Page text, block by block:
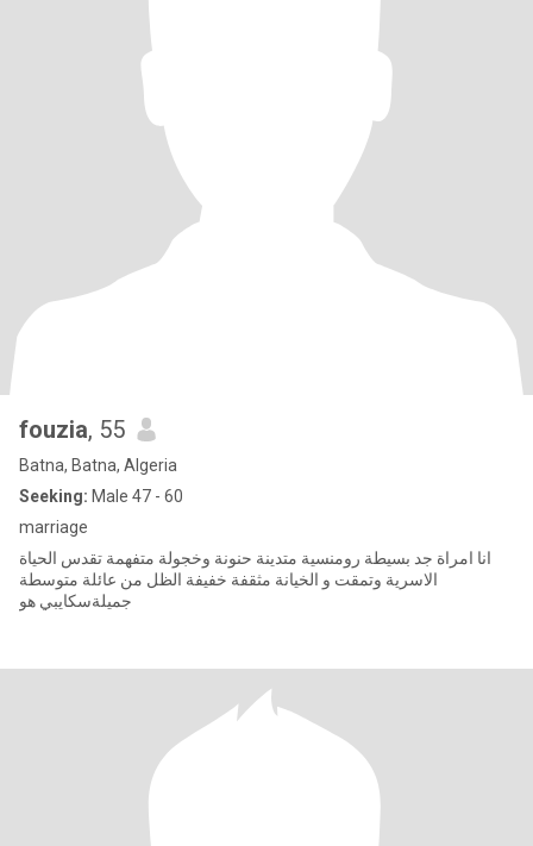
fouzia, 55
Batna, Batna, Algeria
Seeking: Male 47 - 60
marriage
انا امراة جد بسيطة رومنسية متدينة حنونة وخجولة متفهمة تقدس الحياة
الاسرية وتمقت و الخيانة مثقفة خفيفة الظل من عائلة متوسطة